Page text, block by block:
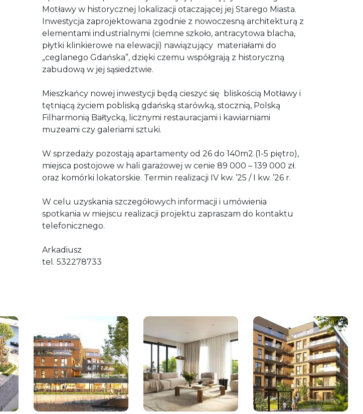
Motławy w historycznej lokalizacji otaczającej jej Starego Miasta.
Inwestycja zaprojektowana zgodnie z nowoczesną architekturą z
elementami industrialnymi (ciemne szkoło, antracytowa blacha,
płytki klinkierowe na elewacji) nawiązujący materiałami do
„ceglanego Gdańska”, dzięki czemu współgrają z historyczną
zabudową w jej sąsiedztwie.
Mieszkańcy nowej inwestycji będą cieszyć się bliskością Motławy i
tętniącą życiem pobliską gdańską starówką, stocznią, Polską
Filharmonią Bałtycką, licznymi restauracjami i kawiarniami
muzeami czy galeriami sztuki.
W sprzedaży pozostają apartamenty od 26 do 140m2 (1-5 piętro),
miejsca postojowe w hali garażowej w cenie 89 000 – 139 000 zł.
oraz komórki lokatorskie. Termin realizacji IV kw. ’25 / I kw. ’26 r.
W celu uzyskania szczegółowych informacji i umówienia
spotkania w miejscu realizacji projektu zapraszam do kontaktu
telefonicznego.
Arkadiusz
tel. 532278733